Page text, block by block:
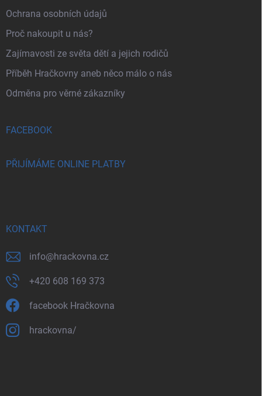
Ochrana osobních údajů
Proč nakoupit u nás?
Zajímavosti ze světa dětí a jejich rodičů
Příběh Hračkovny aneb něco málo o nás
Odměna pro věrné zákazníky
FACEBOOK
PŘIJÍMÁME ONLINE PLATBY
KONTAKT
info@hrackovna.cz
+420 608 169 373
facebook Hračkovna
hrackovna/